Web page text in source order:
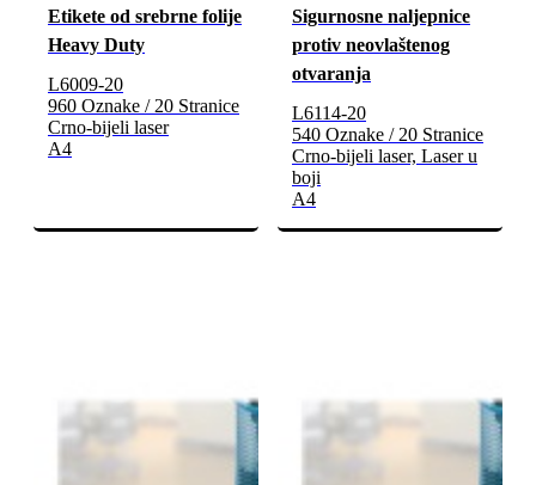
Etikete od srebrne folije
Heavy Duty
L6009-20
960 Oznake / 20 Stranice
Crno-bijeli laser
A4
Sigurnosne naljepnice
protiv neovlaštenog
otvaranja
L6114-20
540 Oznake / 20 Stranice
Crno-bijeli laser, Laser u
boji
A4